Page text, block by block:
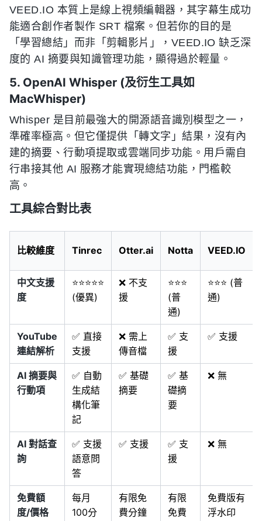
VEED.IO 本質上是線上視頻編輯器，其字幕生成功
能適合創作者製作 SRT 檔案。但若你的目的是
「學習總結」而非「剪輯影片」，VEED.IO 缺乏深
度的 AI 摘要與知識管理功能，顯得過於輕量。
5. OpenAI Whisper (及衍生工具如
MacWhisper)
Whisper 是目前最強大的開源語音識別模型之一，
準確率極高。但它僅提供「轉文字」結果，沒有內
建的摘要、行動項提取或雲端同步功能。用戶需自
行串接其他 AI 服務才能實現總結功能，門檻較
高。
工具綜合對比表
比較維度 Tinrec Otter.ai Notta VEED.IO
中文支援
度
⭐⭐⭐⭐⭐
(優異)
❌ 不支
援
⭐⭐⭐
(普
通)
⭐⭐⭐ (普
通)
YouTube
連結解析
✅ 直接
支援
❌ 需上
傳音檔
✅ 支
援
✅ 支援
AI 摘要與
行動項
✅ 自動
生成結
構化筆
記
✅ 基礎
摘要
✅ 基
礎摘
要
❌ 無
AI 對話查
詢
✅ 支援
語意問
答
✅ 支援
✅ 支
援
❌ 無
免費額
度/價格
每月
100分
有限免
費分鐘
有限
免費
免費版有
浮水印